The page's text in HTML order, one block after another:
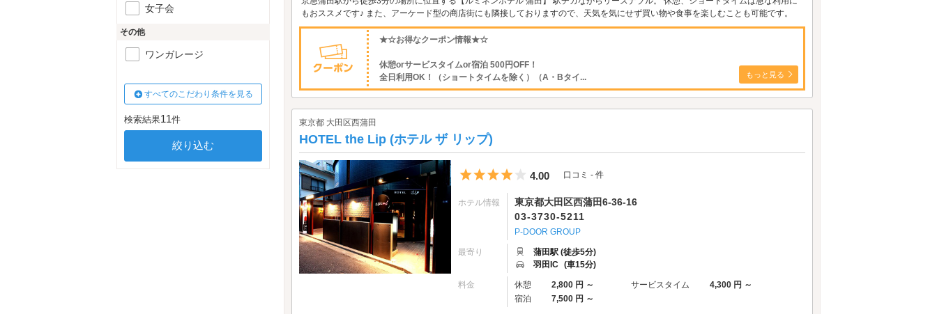
もおススメです♪ また、アーケード型の商店街にも隣接しておりますので、天気を気にせず買い物や食事を楽しむことも可能です。
★☆お得なクーポン情報★☆
休憩orサービスタイムor宿泊 500円OFF！
全日利用OK！（ショートタイムを除く）（A・Bタイ...
もっと見る
東京都 大田区西蒲田
HOTEL the Lip (ホテル ザ リップ)
5つ星のうち4
4.00 口コミ - 件
ホテル情報
東京都大田区西蒲田6-36-16
03-3730-5211
P-DOOR GROUP
最寄り
蒲田駅 (徒歩5分)
羽田IC (車15分)
料金 休憩 2,800 円 ～ サービスタイム
4,300 円 ～
宿泊
7,500 円 ～
女子会
その他
ワンガレージ
すべてのこだわり条件を見る
検索結果11件